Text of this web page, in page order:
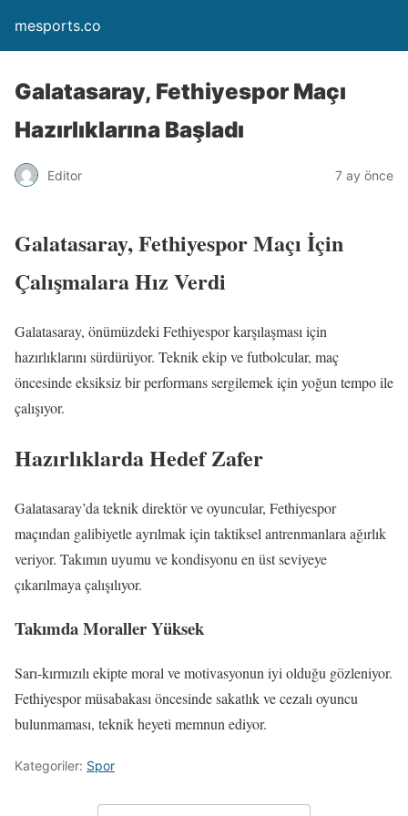
mesports.co
Galatasaray, Fethiyespor Maçı
Hazırlıklarına Başladı
Editor 7 ay önce
Galatasaray, Fethiyespor Maçı İçin
Çalışmalara Hız Verdi
Galatasaray, önümüzdeki Fethiyespor karşılaşması için
hazırlıklarını sürdürüyor. Teknik ekip ve futbolcular, maç
öncesinde eksiksiz bir performans sergilemek için yoğun tempo ile
çalışıyor.
Hazırlıklarda Hedef Zafer
Galatasaray’da teknik direktör ve oyuncular, Fethiyespor
maçından galibiyetle ayrılmak için taktiksel antrenmanlara ağırlık
veriyor. Takımın uyumu ve kondisyonu en üst seviyeye
çıkarılmaya çalışılıyor.
Takımda Moraller Yüksek
Sarı-kırmızılı ekipte moral ve motivasyonun iyi olduğu gözleniyor.
Fethiyespor müsabakası öncesinde sakatlık ve cezalı oyuncu
bulunmaması, teknik heyeti memnun ediyor.
Kategoriler: Spor